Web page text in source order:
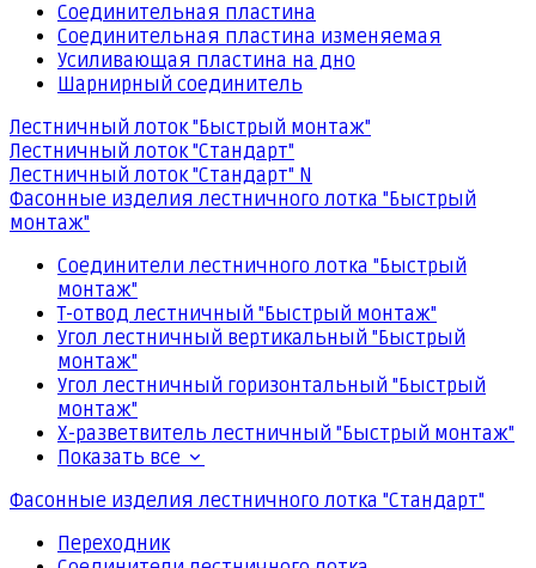
Соединительная пластина
Соединительная пластина изменяемая
Усиливающая пластина на дно
Шарнирный соединитель
Лестничный лоток "Быстрый монтаж"
Лестничный лоток "Стандарт"
Лестничный лоток "Стандарт" N
Фасонные изделия лестничного лотка "Быстрый
монтаж"
Соединители лестничного лотка "Быстрый
монтаж"
Т-отвод лестничный "Быстрый монтаж"
Угол лестничный вертикальный "Быстрый
монтаж"
Угол лестничный горизонтальный "Быстрый
монтаж"
Х-разветвитель лестничный "Быстрый монтаж"
Показать все
Фасонные изделия лестничного лотка "Стандарт"
Переходник